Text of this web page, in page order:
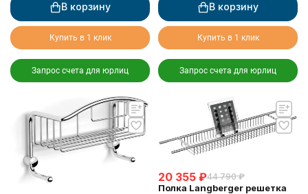
В корзину
Купить в 1 клик
Запрос счета для юрлиц
В корзину
Купить в 1 клик
Запрос счета для юрлиц
20 355 ₽44 790 ₽
Полка Langberger решетка